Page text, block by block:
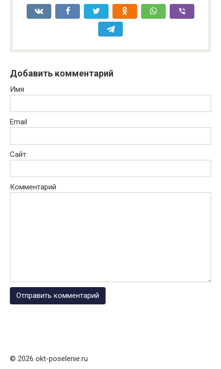
Добавить комментарий
Имя
Email
Сайт
Комментарий
© 2026 okt-poselenie.ru